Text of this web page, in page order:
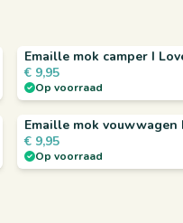
Emaille mok camper I
Op voorraad
€ 9,95
Emaille mok vouwwagen
Op voorraad
€ 9,95